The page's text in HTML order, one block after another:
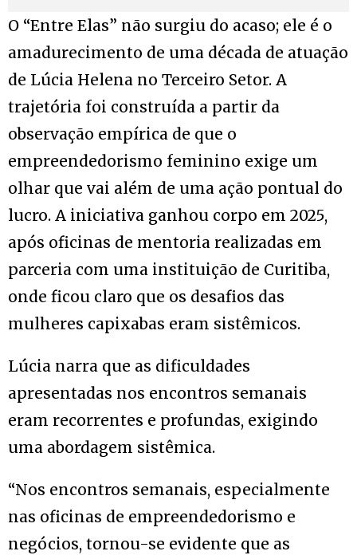
O “Entre Elas” não surgiu do acaso; ele é o
amadurecimento de uma década de atuação
de Lúcia Helena no Terceiro Setor. A
trajetória foi construída a partir da
observação empírica de que o
empreendedorismo feminino exige um
olhar que vai além de uma ação pontual do
lucro. A iniciativa ganhou corpo em 2025,
após oficinas de mentoria realizadas em
parceria com uma instituição de Curitiba,
onde ficou claro que os desafios das
mulheres capixabas eram sistêmicos.
Lúcia narra que as dificuldades
apresentadas nos encontros semanais
eram recorrentes e profundas, exigindo
uma abordagem sistêmica.
“Nos encontros semanais, especialmente
nas oficinas de empreendedorismo e
negócios, tornou-se evidente que as